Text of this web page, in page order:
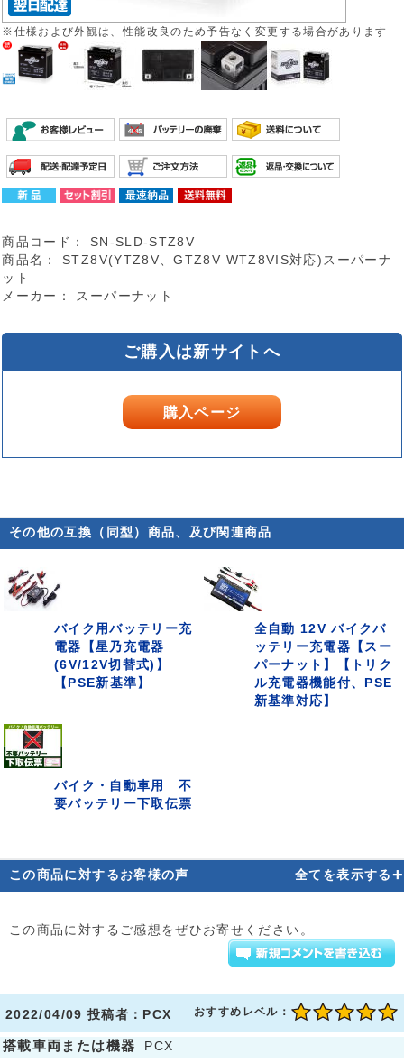
※仕様および外観は、性能改良のため予告なく変更する場合があります
商品コード：
SN-SLD-STZ8V
商品名：
STZ8V(YTZ8V、GTZ8V WTZ8VIS対応)スーパーナ
ット
メーカー：
スーパーナット
ご購入は新サイトへ
購入ページ
その他の互換（同型）商品、及び関連商品
バイク用バッテリー充
電器【星乃充電器
(6V/12V切替式)】
【PSE新基準】
全自動 12V バイクバ
ッテリー充電器【スー
パーナット】【トリク
ル充電器機能付、PSE
新基準対応】
バイク・自動車用 不
要バッテリー下取伝票
この商品に対するお客様の声 全てを表示する+
この商品に対するご感想をぜひお寄せください。
2022/04/09 投稿者：PCX おすすめレベル：
搭載車両または機器
PCX